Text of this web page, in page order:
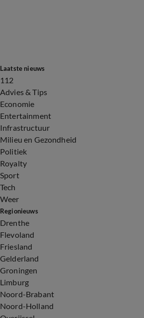
Laatste nieuws
112
Advies & Tips
Economie
Entertainment
Infrastructuur
Milieu en Gezondheid
Politiek
Royalty
Sport
Tech
Weer
Regionieuws
Drenthe
Flevoland
Friesland
Gelderland
Groningen
Limburg
Noord-Brabant
Noord-Holland